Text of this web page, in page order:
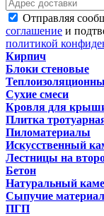
Отправляя
соглашение и
политикой
Кирпич
Блоки стеновые
Сухие смеси
Кровля для
Плитка
Пиломатериалы
Искусственный
Лестницы на
Бетон
Натуральный
Сыпучие
ПГП